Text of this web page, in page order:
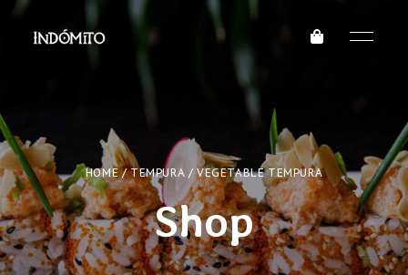
HOME/TEMPURA / VEGETABLE TEMPURA
Shop